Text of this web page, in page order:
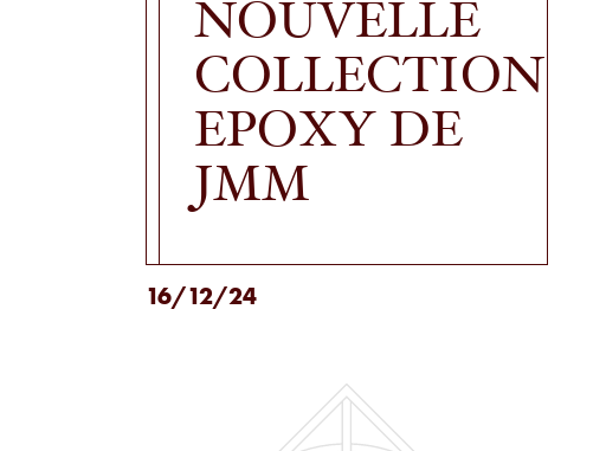
NOUVELLE
COLLECTION
EPOXY DE
JMM
16/12/24